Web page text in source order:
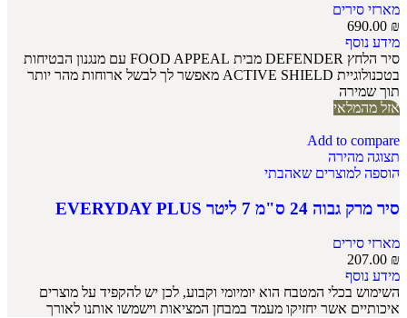
מארזי סירים
690.00 ₪
מידע נוסף
סיר הלחץ DEFENDER מבית FOOD APPEAL עם מנגנון הבטיחות
בטכנולוגיית ACTIVE SHIELD מאפשר לך לבשל ארוחות מהר יותר
תוך שמירה
אזל מהמלאי
Add to compare
תצוגה מהירה
הוספה למוצרים שאהבתי
סיר מרק גבוה 24 ס"מ 7 ליטר EVERYDAY PLUS
מארזי סירים
207.00 ₪
מידע נוסף
השימוש בכלי המטבח הוא יומיומי וקבוע, לכן יש להקפיד על מוצרים
איכותיים אשר יחזיקו מעמד במבחן המציאות וישמשו אותנו לאורך